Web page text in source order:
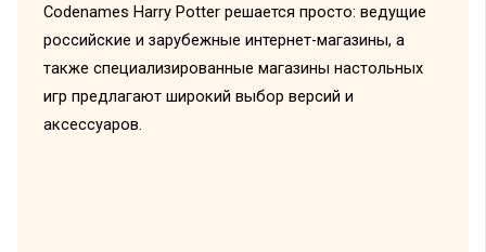
Codenames Harry Potter решается просто: ведущие
российские и зарубежные интернет-магазины, а
также специализированные магазины настольных
игр предлагают широкий выбор версий и
аксессуаров.